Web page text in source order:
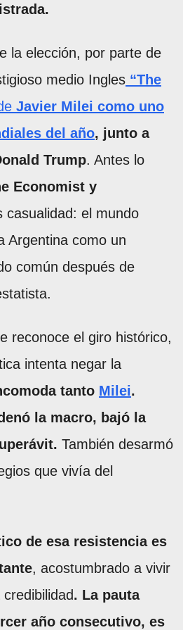
la elección, por parte de
medio Ingles “The
Javier Milei como uno
del año, junto a
Trump. Antes lo
Economist y
casualidad: el mundo
Argentina como un
común después de
reconoce el giro histórico,
intenta negar la
tanto Milei.
la macro, bajó la
También desarmó
que vivía del
de esa resistencia es
, acostumbrado a vivir
. La pauta
año consecutivo, es